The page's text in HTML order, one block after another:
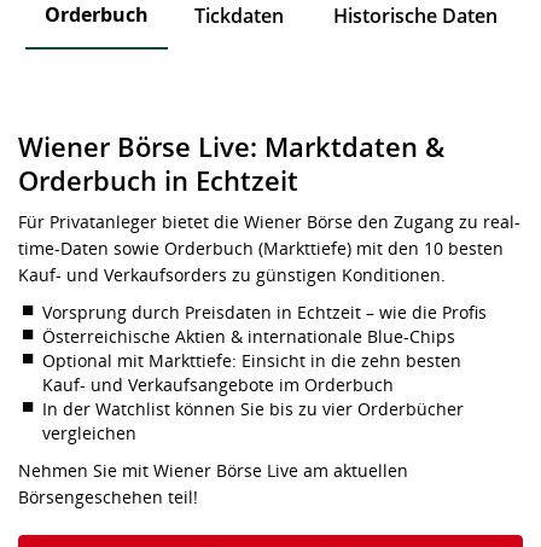
Orderbuch Tickdaten Historische Daten
Wiener Börse Live: Marktdaten &
Orderbuch in Echtzeit
Für Privatanleger bietet die Wiener Börse den Zugang zu real-
time-Daten sowie Orderbuch (Markttiefe) mit den 10 besten
Kauf- und Verkaufsorders zu günstigen Konditionen.
Vorsprung durch Preisdaten in Echtzeit – wie die Profis
Österreichische Aktien & internationale Blue-Chips
Optional mit Markttiefe: Einsicht in die zehn besten
Kauf- und Verkaufsangebote im Orderbuch
In der Watchlist können Sie bis zu vier Orderbücher
vergleichen
Nehmen Sie mit Wiener Börse Live am aktuellen
Börsengeschehen teil!